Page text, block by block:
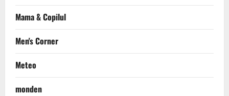
Mama & Copilul
Men's Corner
Meteo
monden